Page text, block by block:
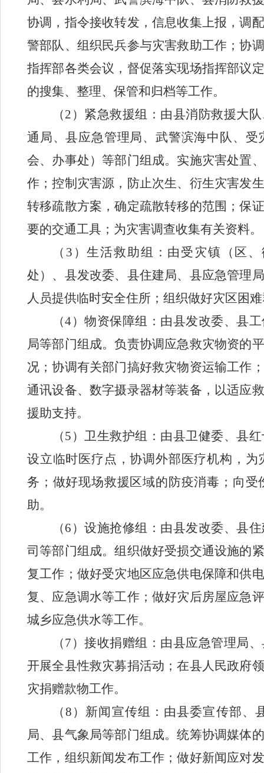
协调，指令接收转发，信息收集上报，调
警部队、组织民兵参与灾害救助工作；协
指挥部各类会议，督促落实现场指挥部议
的搜集、整理、保管和归档等工作。
（2 ）紧急救援组：由县消防救援大
通局、县应急管理局、武警滨海中队、受
会、办事处 ）等部门组成。实施灾害处置
作；控制灾害源，防止次生、衍生灾害发
转移疏散方案，确定疏散转移的范围；保
要的交通工具；为灾害调查收集有关资料。
（ 3 ）生活救助组：由受灾镇（区
处 ）、县发改委、县住建局、县应急管理
人员提供临时安全住所；组织做好灾区困
（4）物资保障组：由县发改委、县
局等部门组成。负责协调应急救灾物资的
况；协调有关部门搞好救灾物资运输工作
通讯设备、数字摄录器材等装备，以适应
援助支持。
（5 ）卫生救护组：由县卫健委、县
设立临时医疗点，协调外部医疗机构，
务； 做好现场救援区域的防疫消毒；向
助。
（6 ）设施抢修组：由县发改委、县
司等部门组成。组织做好受损交通设施的
复工作；做好受灾地区应急供电保障和供
复、应急调水等工作；做好灾后房屋应急
城乡应急供水等工作。
（7 ）接收捐赠组：由县应急管理局
开展全县性救灾募捐活动；在县人民政府
灾捐赠款物工作。
（8 ）新闻宣传组：由县委宣传部、
局、县气象局等部门组成。统筹协调媒体
工作，组织新闻发布工作；做好新闻应对